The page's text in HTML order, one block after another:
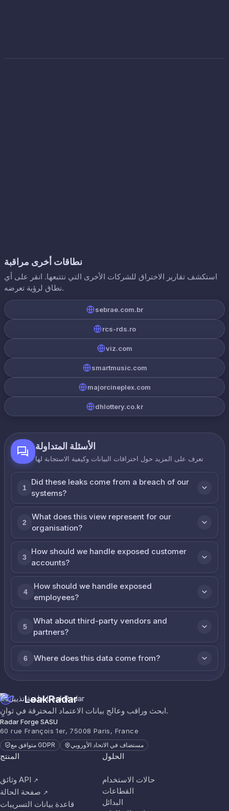
نطاقات أخرى مراقبة
استكشف تقارير الاختراق للشركات الأخرى التي نتتبعها. انقر على أي
نطاق لرؤية تعرضه.
sebrae.com.br
rcs-rds.ro
viz.com
smartmusic.com
majorcineplex.com
dhlottery.co.kr
الأسئلة المتداولة
تعرف على المزيد حول اختراقات البيانات وكيفية الاستجابة لها
1
Did these leaks come from a breach of our
systems?
2
What does this view represent for our
organisation?
3
How should we handle exposed customer
accounts?
4
How should we handle exposed
employees?
5
What about third-party vendors and
partners?
6 Where does this data come from?
LeakRadar
ابحث وراقب وعالج بيانات الاعتماد المخترقة في ثوانٍ.
Radar Forge SASU
60 rue François 1er, 75008 Paris, France
متوافق مع GDPR مستضاف في الاتحاد الأوروبي
المنتج
وثائق API ↗
صفحة الحالة ↗
قاعدة بيانات التسريبات
الحلول
حالات الاستخدام
القطاعات
البدائل